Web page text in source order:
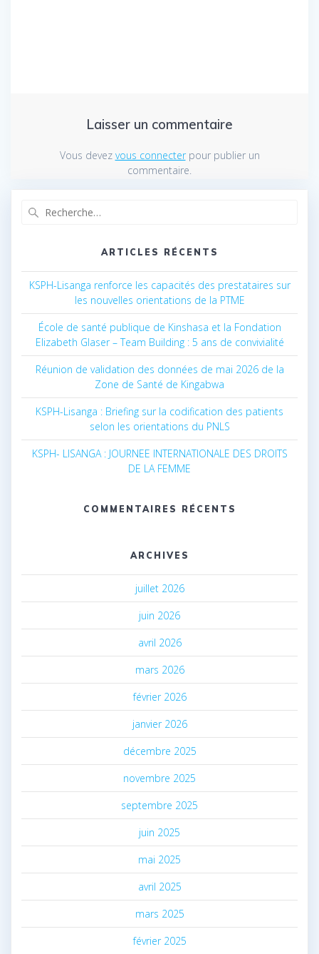
Laisser un commentaire
Vous devez vous connecterpour publier un
commentaire.
ARTICLES RÉCENTS
KSPH-Lisanga renforce les capacités des prestataires sur
les nouvelles orientations de la PTME
École de santé publique de Kinshasa et la Fondation
Elizabeth Glaser – Team Building : 5 ans de convivialité
Réunion de validation des données de mai 2026 de la
Zone de Santé de Kingabwa
KSPH-Lisanga : Briefing sur la codification des patients
selon les orientations du PNLS
KSPH- LISANGA : JOURNEE INTERNATIONALE DES DROITS
DE LA FEMME
COMMENTAIRES RÉCENTS
ARCHIVES
juillet 2026
juin 2026
avril 2026
mars 2026
février 2026
janvier 2026
décembre 2025
novembre 2025
septembre 2025
juin 2025
mai 2025
avril 2025
mars 2025
février 2025